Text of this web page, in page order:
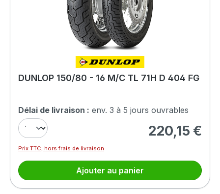
DUNLOP 150/80 - 16 M/C TL 71H D 404 FG
Délai de livraison : env. 3 à 5 jours ouvrables
Prix régulier :
220,15 €
Prix TTC, hors frais de livraison
Ajouter au panier